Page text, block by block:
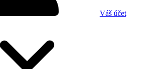
Váš účet